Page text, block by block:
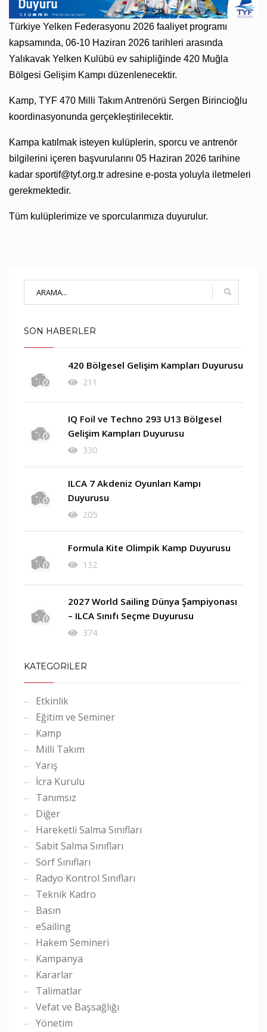
Türkiye Yelken Federasyonu 2026 faaliyet programı
kapsamında, 06-10 Haziran 2026 tarihleri arasında
Yalıkavak Yelken Kulübü ev sahipliğinde 420 Muğla
Bölgesi Gelişim Kampı düzenlenecektir.
Kamp, TYF 470 Milli Takım Antrenörü Sergen Birincioğlu
koordinasyonunda gerçekleştirilecektir.
Kampa katılmak isteyen kulüplerin, sporcu ve antrenör
bilgilerini içeren başvurularını 05 Haziran 2026 tarihine
kadar sportif@tyf.org.tr adresine e-posta yoluyla iletmeleri
gerekmektedir.
Tüm kulüplerimize ve sporcularımıza duyurulur.
SON HABERLER
420 Bölgesel Gelişim Kampları Duyurusu
211
IQ Foil ve Techno 293 U13 Bölgesel
Gelişim Kampları Duyurusu
330
ILCA 7 Akdeniz Oyunları Kampı
Duyurusu
205
Formula Kite Olimpik Kamp Duyurusu
132
2027 World Sailing Dünya Şampiyonası
– ILCA Sınıfı Seçme Duyurusu
374
KATEGORİLER
Etkinlik
Eğitim ve Seminer
Kamp
Milli Takım
Yarış
İcra Kurulu
Tanımsız
Diğer
Hareketli Salma Sınıfları
Sabit Salma Sınıfları
Sörf Sınıfları
Radyo Kontrol Sınıfları
Teknik Kadro
Basın
eSailing
Hakem Semineri
Kampanya
Kararlar
Talimatlar
Vefat ve Başsağlığı
Yönetim